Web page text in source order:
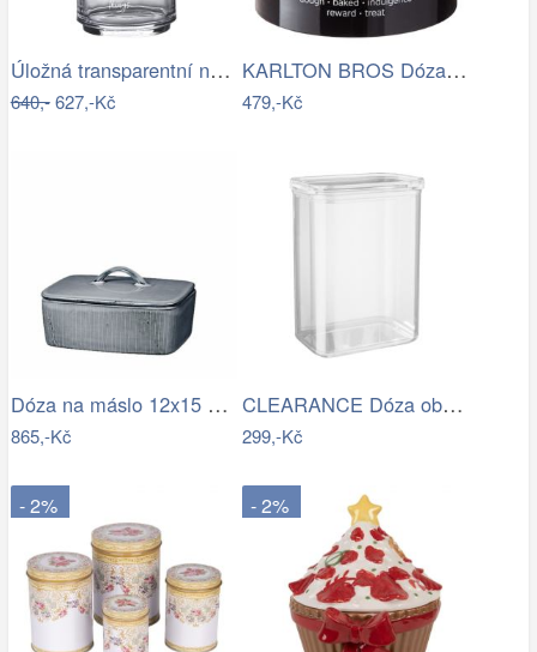
Úložná transparentní nádoba dóza s…
640,-627,-Kč
KARLTON BROS Dóza na sušenky 15 cm -…
479,-Kč
Dóza na máslo 12x15 cm Broste NORDIC…
865,-Kč
CLEARANCE Dóza obdélníková 2700 ml
299,-Kč
- 2% - 2%